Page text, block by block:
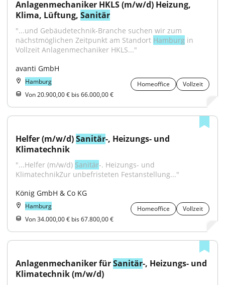
Anlagenmechaniker HKLS (m/w/d) Heizung,
Klima, Lüftung, Sanitär
"...und Gebäudetechnik-Branche suchen wir zum
nächstmöglichen Zeitpunkt am Standort Hamburg in
Vollzeit Anlagenmechaniker HKLS..."
avanti GmbH
Hamburg Homeoffice
Vollzeit
Von 20.900,00 € bis 66.000,00 €
Helfer (m/w/d) Sanitär-, Heizungs- und
Klimatechnik
"...Helfer (m/w/d) Sanitär-. Heizungs- und
KlimatechnikZur unbefristeten Festanstellung..."
König GmbH & Co KG
Hamburg Homeoffice
Vollzeit
Von 34.000,00 € bis 67.800,00 €
Anlagenmechaniker für Sanitär-, Heizungs- und
Klimatechnik (m/w/d)